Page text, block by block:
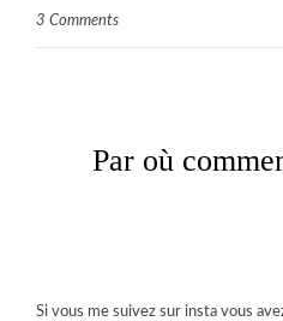
3 Comments
Par où
Si vous me suivez sur insta vous